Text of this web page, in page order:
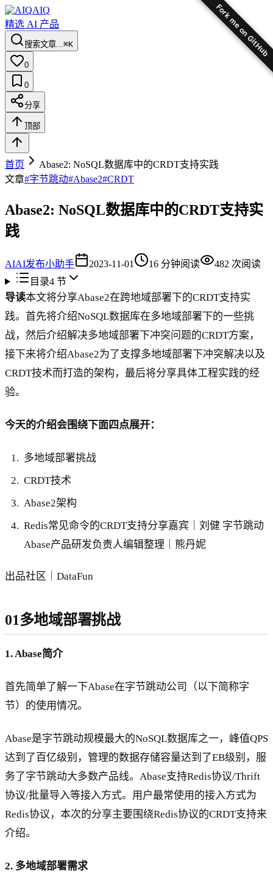
Fork me on GitHub
AIQ
精选 AI 产品
搜索文章...⌘K
0
0
分享
顶部
首页
Abase2: NoSQL数据库中的CRDT支持实践
文章#字节跳动#Abase2#CRDT
Abase2: NoSQL数据库中的CRDT支持实
践
AIAI发布小助手 2023-11-01 16 分钟阅读 482 次阅读
目录4节
导读本文将分享Abase2在跨地域部署下的CRDT支持实
践。首先将介绍NoSQL数据库在多地域部署下的一些挑
战，然后介绍解决多地域部署下冲突问题的CRDT方案，
接下来将介绍Abase2为了支撑多地域部署下冲突解决以及
CRDT技术而打造的架构，最后将分享具体工程实践的经
验。
今天的介绍会围绕下面四点展开：
多地域部署挑战
CRDT技术
Abase2架构
Redis常见命令的CRDT支持分享嘉宾｜刘健 字节跳动
Abase产品研发负责人编辑整理｜熊丹妮
出品社区｜DataFun
01多地域部署挑战
1. Abase简介
首先简单了解一下Abase在字节跳动公司（以下简称字
节）的使用情况。
Abase是字节跳动规模最大的NoSQL数据库之一，峰值QPS
达到了百亿级别，管理的数据存储容量达到了EB级别，服
务了字节跳动大多数产品线。Abase支持Redis协议/Thrift
协议/批量导入等接入方式。用户最常使用的接入方式为
Redis协议，本次的分享主要围绕Redis协议的CRDT支持来
介绍。
2. 多地域部署需求